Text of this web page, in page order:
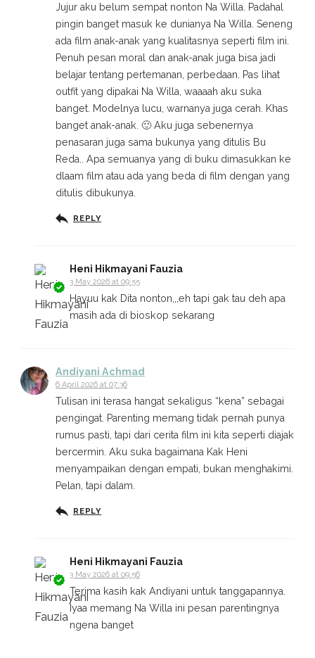
Jujur aku belum sempat nonton Na Willa. Padahal
pingin banget masuk ke dunianya Na Willa. Seneng
ada film anak-anak yang kualitasnya seperti film ini.
Penuh pesan moral dan anak-anak juga bisa jadi
belajar tentang pertemanan, perbedaan. Pas lihat
outfit yang dipakai Na Willa, waaaah aku suka
banget. Modelnya lucu, warnanya juga cerah. Khas
banget anak-anak. 🙂 Aku juga sebenernya
penasaran juga sama bukunya yang ditulis Bu
Reda.. Apa semuanya yang di buku dimasukkan ke
dlaam film atau ada yang beda di film dengan yang
ditulis dibukunya.
REPLY
Heni Hikmayani Fauzia
3 May 2026 at 09:55
Hayuu kak Dita nonton,,,eh tapi gak tau deh apa
masih ada di bioskop sekarang
Andiyani Achmad
6 April 2026 at 07:36
Tulisan ini terasa hangat sekaligus “kena” sebagai
pengingat. Parenting memang tidak pernah punya
rumus pasti, tapi dari cerita film ini kita seperti diajak
bercermin. Aku suka bagaimana Kak Heni
menyampaikan dengan empati, bukan menghakimi.
Pelan, tapi dalam.
REPLY
Heni Hikmayani Fauzia
3 May 2026 at 09:56
Terima kasih kak Andiyani untuk tanggapannya.
Iyaa memang Na Willa ini pesan parentingnya
ngena banget